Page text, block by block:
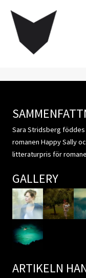
Sara Stridsberg föddes
romanen Happy Sally
litteraturpris för
GALLERY
ARTIKELN